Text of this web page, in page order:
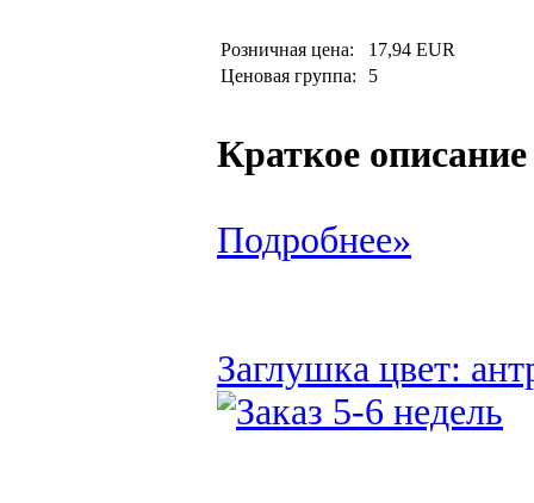
Розничная цена:
17,94 EUR
Ценовая группа:
5
Краткое описание
Подробнее»
Заглушка цвет: